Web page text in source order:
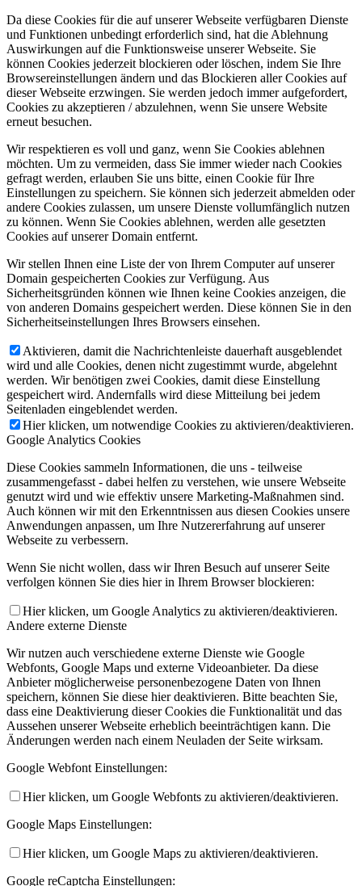
Da diese Cookies für die auf unserer Webseite verfügbaren Dienste
und Funktionen unbedingt erforderlich sind, hat die Ablehnung
Auswirkungen auf die Funktionsweise unserer Webseite. Sie
können Cookies jederzeit blockieren oder löschen, indem Sie Ihre
Browsereinstellungen ändern und das Blockieren aller Cookies auf
dieser Webseite erzwingen. Sie werden jedoch immer aufgefordert,
Cookies zu akzeptieren / abzulehnen, wenn Sie unsere Website
erneut besuchen.
Wir respektieren es voll und ganz, wenn Sie Cookies ablehnen
möchten. Um zu vermeiden, dass Sie immer wieder nach Cookies
gefragt werden, erlauben Sie uns bitte, einen Cookie für Ihre
Einstellungen zu speichern. Sie können sich jederzeit abmelden oder
andere Cookies zulassen, um unsere Dienste vollumfänglich nutzen
zu können. Wenn Sie Cookies ablehnen, werden alle gesetzten
Cookies auf unserer Domain entfernt.
Wir stellen Ihnen eine Liste der von Ihrem Computer auf unserer
Domain gespeicherten Cookies zur Verfügung. Aus
Sicherheitsgründen können wie Ihnen keine Cookies anzeigen, die
von anderen Domains gespeichert werden. Diese können Sie in den
Sicherheitseinstellungen Ihres Browsers einsehen.
Aktivieren, damit die Nachrichtenleiste dauerhaft ausgeblendet
wird und alle Cookies, denen nicht zugestimmt wurde, abgelehnt
werden. Wir benötigen zwei Cookies, damit diese Einstellung
gespeichert wird. Andernfalls wird diese Mitteilung bei jedem
Seitenladen eingeblendet werden.
Hier klicken, um notwendige Cookies zu aktivieren/deaktivieren.
Google Analytics Cookies
Diese Cookies sammeln Informationen, die uns - teilweise
zusammengefasst - dabei helfen zu verstehen, wie unsere Webseite
genutzt wird und wie effektiv unsere Marketing-Maßnahmen sind.
Auch können wir mit den Erkenntnissen aus diesen Cookies unsere
Anwendungen anpassen, um Ihre Nutzererfahrung auf unserer
Webseite zu verbessern.
Wenn Sie nicht wollen, dass wir Ihren Besuch auf unserer Seite
verfolgen können Sie dies hier in Ihrem Browser blockieren:
Hier klicken, um Google Analytics zu aktivieren/deaktivieren.
Andere externe Dienste
Wir nutzen auch verschiedene externe Dienste wie Google
Webfonts, Google Maps und externe Videoanbieter. Da diese
Anbieter möglicherweise personenbezogene Daten von Ihnen
speichern, können Sie diese hier deaktivieren. Bitte beachten Sie,
dass eine Deaktivierung dieser Cookies die Funktionalität und das
Aussehen unserer Webseite erheblich beeinträchtigen kann. Die
Änderungen werden nach einem Neuladen der Seite wirksam.
Google Webfont Einstellungen:
Hier klicken, um Google Webfonts zu aktivieren/deaktivieren.
Google Maps Einstellungen:
Hier klicken, um Google Maps zu aktivieren/deaktivieren.
Google reCaptcha Einstellungen: